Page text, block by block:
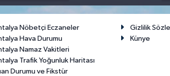
Nöbetçi Eczaneler
Hava Durumu
Namaz Vakitleri
Trafik Yoğunluk Haritası
Durumu ve Fikstür
Gizlilik
Künye